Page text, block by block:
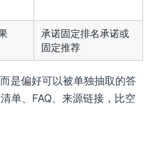
承诺固定排名承诺或
固定推荐
是偏好可以被单独抽取的答
单、FAQ、来源链接，比空